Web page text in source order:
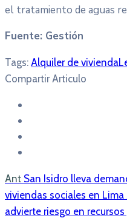
el tratamiento de aguas
Fuente: Gestión
Tags: Alquiler de vivienda
Compartir Articulo
Ant San Isidro lleva
viviendas sociales en
advierte riesgo en